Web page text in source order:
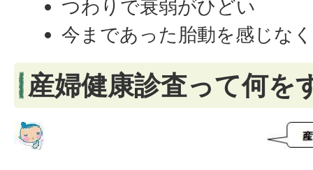
つわりで衰弱がひどい
今まであった胎動を感じな
産婦健康診査って何を